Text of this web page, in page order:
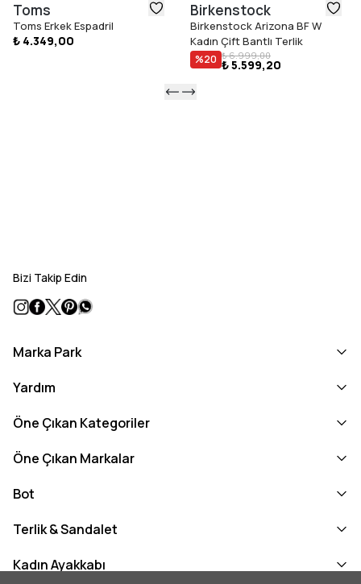
Toms
Toms Erkek Espadril
₺ 4.349,00
Birkenstock
Birkenstock Arizona BF W
Kadın Çift Bantlı Terlik
%20 ₺ 6.999,00
₺ 5.599,20
Bizi Takip Edin
Marka Park
Yardım
Öne Çıkan Kategoriler
Öne Çıkan Markalar
Bot
Terlik & Sandalet
Kadın Ayakkabı